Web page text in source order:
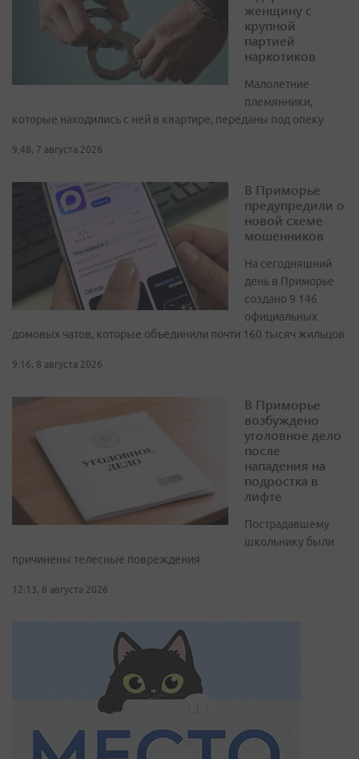
женщину с
крупной
партией
наркотиков
Малолетние
племянники,
которые находились с ней в квартире, переданы под опеку
9:48, 7 августа 2026
В Приморье
предупредили о
новой схеме
мошенников
На сегодняшний
день в Приморье
создано 9 146
официальных
домовых чатов, которые объединили почти 160 тысяч жильцов
9:16, 8 августа 2026
В Приморье
возбуждено
уголовное дело
после
нападения на
подростка в
лифте
Пострадавшему
школьнику были
причинены телесные повреждения
12:13, 8 августа 2026